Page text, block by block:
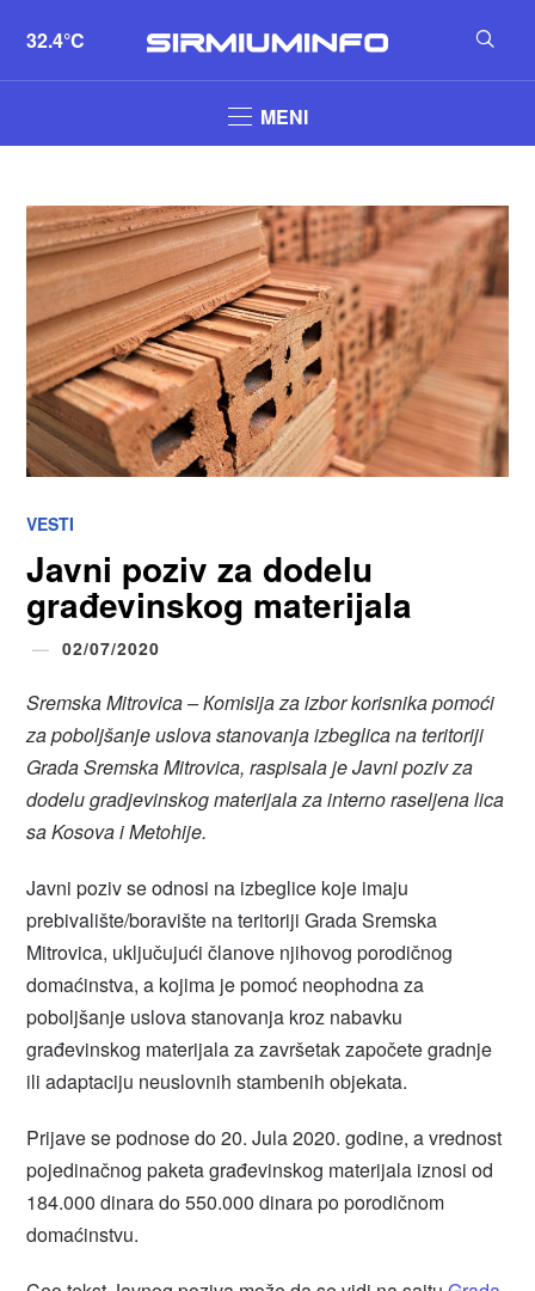
32.4°C
MENI
VESTI
Javni poziv za dodelu
građevinskog materijala
02/07/2020
Sremska Mitrovica – Кomisija za izbor korisnika pomoći
za poboljšanje uslova stanovanja izbeglica na teritoriji
Grada Sremska Mitrovica, raspisala je Javni poziv za
dodelu gradjevinskog materijala za interno raseljena lica
sa Kosova i Metohije.
Javni poziv se odnosi na izbeglice koje imaju
prebivalište/boravište na teritoriji Grada Sremska
Mitrovica, uključujući članove njihovog porodičnog
domaćinstva, a kojima je pomoć neophodna za
poboljšanje uslova stanovanja kroz nabavku
građevinskog materijala za završetak započete gradnje
ili adaptaciju neuslovnih stambenih objekata.
Prijave se podnose do 20. Jula 2020. godine, a vrednost
pojedinačnog paketa građevinskog materijala iznosi od
184.000 dinara do 550.000 dinara po porodičnom
domaćinstvu.